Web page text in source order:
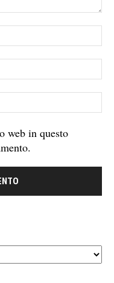
web in questo